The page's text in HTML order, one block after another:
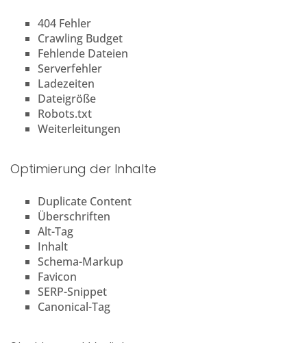
404 Fehler
Crawling Budget
Fehlende Dateien
Serverfehler
Ladezeiten
Dateigröße
Robots.txt
Weiterleitungen
Optimierung der Inhalte
Duplicate Content
Überschriften
Alt-Tag
Inhalt
Schema-Markup
Favicon
SERP-Snippet
Canonical-Tag